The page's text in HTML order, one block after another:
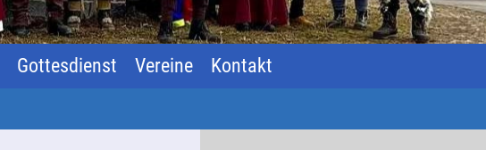
Gottesdienst Vereine Kontakt